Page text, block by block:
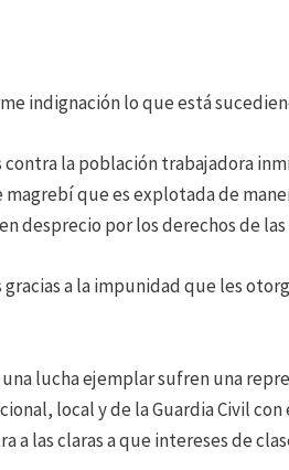
indignación lo que está
la población trabajadora
que es explotada de
desprecio por los derechos de
gracias a la impunidad que les
lucha ejemplar sufren una
local y de la Guardia Civil
las claras a que intereses de